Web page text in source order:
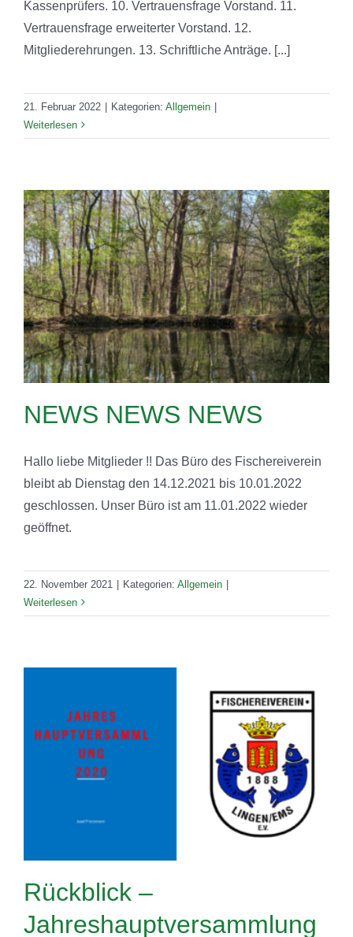
Kassenprüfers. 10. Vertrauensfrage Vorstand. 11.
Vertrauensfrage erweiterter Vorstand. 12.
Mitgliederehrungen. 13. Schriftliche Anträge. [...]
21. Februar 2022 | Kategorien: Allgemein |
Weiterlesen
NEWS NEWS NEWS
Hallo liebe Mitglieder !! Das Büro des Fischereiverein
bleibt ab Dienstag den 14.12.2021 bis 10.01.2022
geschlossen. Unser Büro ist am 11.01.2022 wieder
geöffnet.
22. November 2021 | Kategorien: Allgemein |
Weiterlesen
Rückblick –
Jahreshauptversammlung